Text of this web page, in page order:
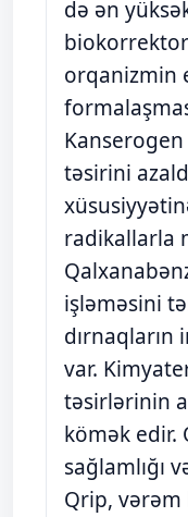
də ən
orqanizmin
təsirini
radikallarla
işləməsini
dırnaqların
var.
təsirlərinin
kömək edir.
sağlamlığı
Qrip,